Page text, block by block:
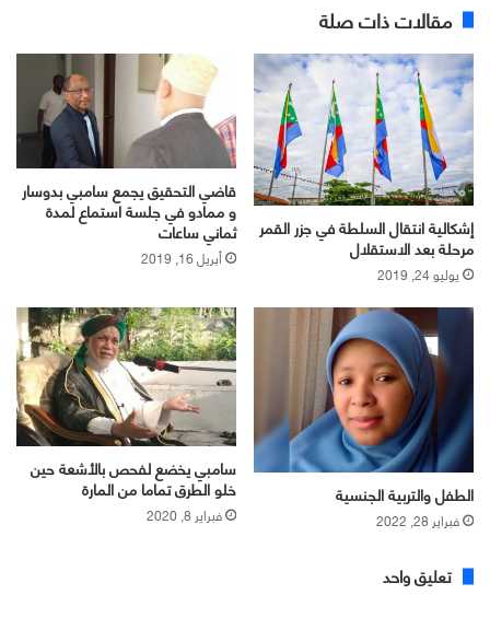
مقالات ذات صلة
إشكالية انتقال السلطة في جزر القمر
مرحلة بعد الاستقلال
يوليو 24, 2019
قاضي التحقيق يجمع سامبي بدوسار
و ممادو في جلسة استماع لمدة
ثماني ساعات
أبريل 16, 2019
الطفل والتربية الجنسية
فبراير 28, 2022
سامبي يخضع لفحص بالأشعة حين
خلو الطرق تماما من المارة
فبراير 8, 2020
تعليق واحد